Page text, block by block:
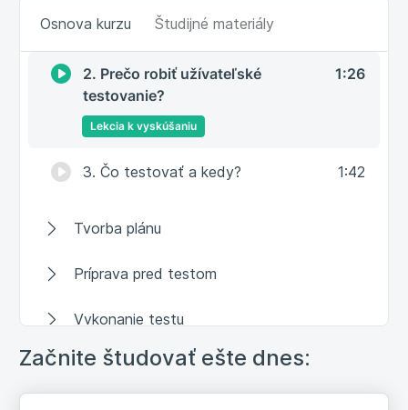
Osnova kurzu Študijné materiály
1. Čo je užívateľské testovanie?
2. Prečo robiť užívateľské
testovanie?
1:26
Lekcia k vyskúšaniu
3. Čo testovať a kedy? 1:42
Tvorba plánu
Príprava pred testom
Vykonanie testu
Vyhodnotenie a prezentácia výsledkov
Začnite študovať ešte dnes: